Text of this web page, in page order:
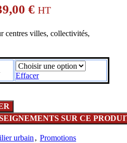
€ HT
centres villes, collectivités,
Effacer
urbain , Promotions